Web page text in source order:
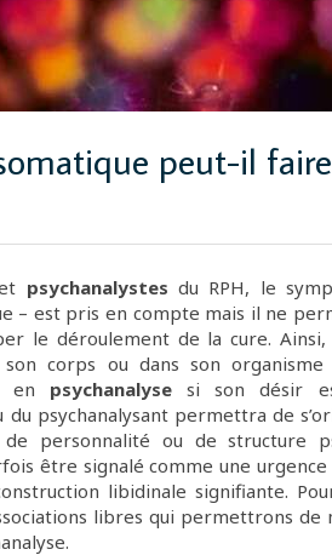
peut-il
psychanalystes du RPH, le
– est pris en compte mais il ne
le déroulement de la cure.
corps ou dans son
en psychanalysesi son désir
du psychanalysant permettra de
de personnalité ou de structure
être signalé comme une
libidinale signifiante.
libres qui permettrons de